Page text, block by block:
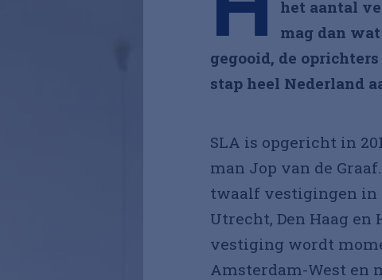
het aantal
mag dan
gegooid, de
stap heel Nederland
SLA is opgericht in
man Jop van de
twaalf vestigingen in
Utrecht, Den Haag en
vestiging wordt
Amsterdam-West en
Al 57.500 professionals hebben zich aangemeld!